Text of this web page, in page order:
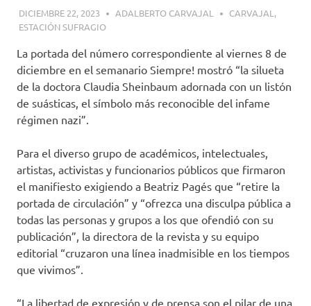
DICIEMBRE 22, 2023 ADALBERTO CARVAJAL CARVAJAL ,
ESTACIÓN SUFRAGIO
La portada del número correspondiente al viernes 8 de
diciembre en el semanario Siempre! mostró “la silueta
de la doctora Claudia Sheinbaum adornada con un listón
de suásticas, el símbolo más reconocible del infame
régimen nazi”.
Para el diverso grupo de académicos, intelectuales,
artistas, activistas y funcionarios públicos que firmaron
el manifiesto exigiendo a Beatriz Pagés que “retire la
portada de circulación” y “ofrezca una disculpa pública a
todas las personas y grupos a los que ofendió con su
publicación”, la directora de la revista y su equipo
editorial “cruzaron una línea inadmisible en los tiempos
que vivimos”.
“La libertad de expresión y de prensa son el pilar de una